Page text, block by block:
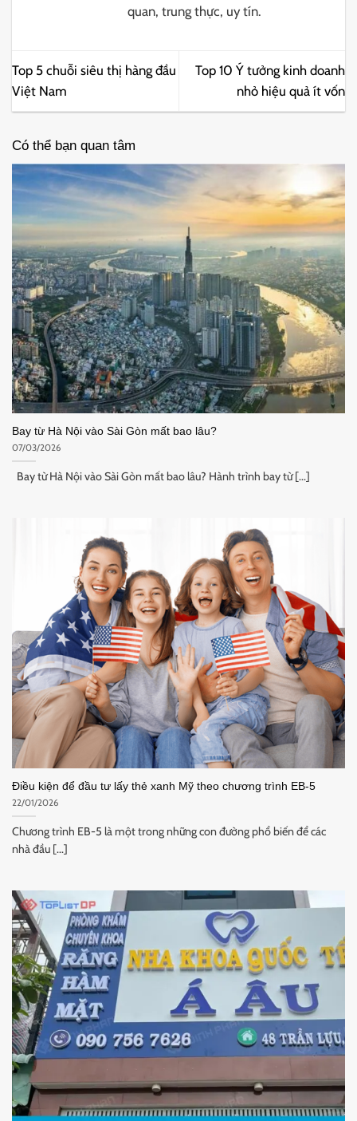
quan, trung thực, uy tín.
Top 5 chuỗi siêu thị hàng đầu
Việt Nam
Top 10 Ý tưởng kinh doanh
nhỏ hiệu quả ít vốn
Có thể bạn quan tâm
Bay từ Hà Nội vào Sài Gòn mất bao lâu?
07/03/2026
Bay từ Hà Nội vào Sài Gòn mất bao lâu? Hành trình bay từ [...]
Điều kiện để đầu tư lấy thẻ xanh Mỹ theo chương trình EB-5
22/01/2026
Chương trình EB-5 là một trong những con đường phổ biến để các
nhà đầu [...]